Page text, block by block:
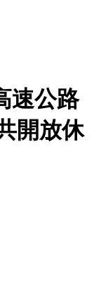
速公路
開放休